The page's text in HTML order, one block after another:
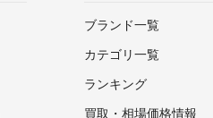
ブランド一覧
カテゴリ一覧
ランキング
買取・相場価格情報